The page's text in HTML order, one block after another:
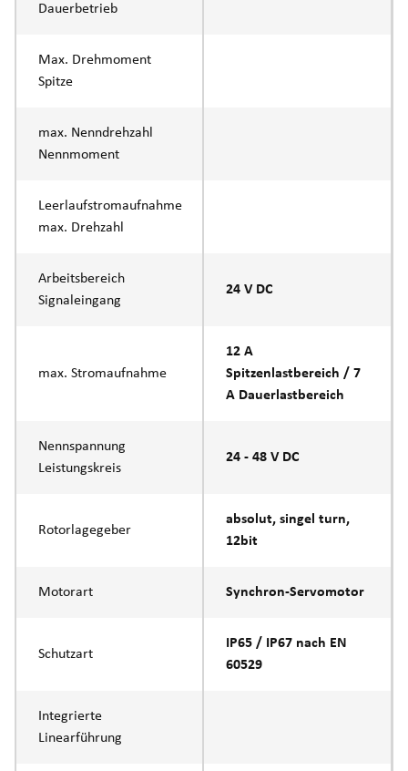
Dauerbetrieb
Max. Drehmoment
Spitze
max. Nenndrehzahl
Nennmoment
Leerlaufstromaufnahme
max. Drehzahl
Arbeitsbereich
Signaleingang
24 V DC
max. Stromaufnahme
12 A
Spitzenlastbereich / 7
A Dauerlastbereich
Nennspannung
Leistungskreis
24 - 48 V DC
Rotorlagegeber
absolut, singel turn,
12bit
Motorart Synchron-Servomotor
Schutzart
IP65 / IP67 nach EN
60529
Integrierte
Linearführung